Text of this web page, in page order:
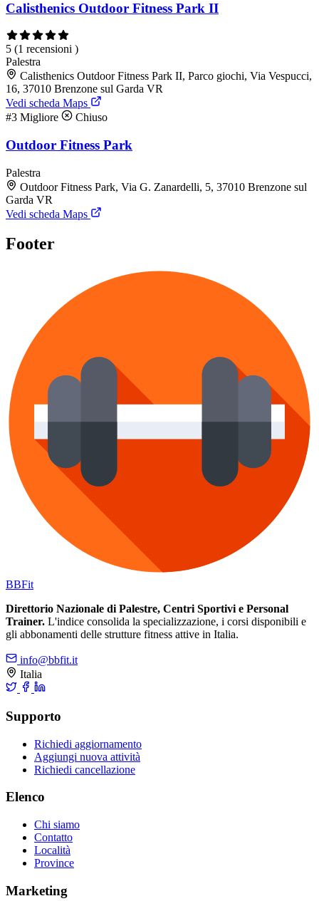
Calisthenics Outdoor Fitness Park II
5 (1 recensioni )
Palestra
Calisthenics Outdoor Fitness Park II, Parco giochi, Via Vespucci,
16, 37010 Brenzone sul Garda VR
Vedi scheda Maps
#3 Migliore Chiuso
Outdoor Fitness Park
Palestra
Outdoor Fitness Park, Via G. Zanardelli, 5, 37010 Brenzone sul
Garda VR
Vedi scheda Maps
Footer
BBFit
Direttorio Nazionale di Palestre, Centri Sportivi e Personal
Trainer. L'indice consolida la specializzazione, i corsi disponibili e
gli abbonamenti delle strutture fitness attive in Italia.
info@bbfit.it
Italia
Supporto
Richiedi aggiornamento
Aggiungi nuova attività
Richiedi cancellazione
Elenco
Chi siamo
Contatto
Località
Province
Marketing